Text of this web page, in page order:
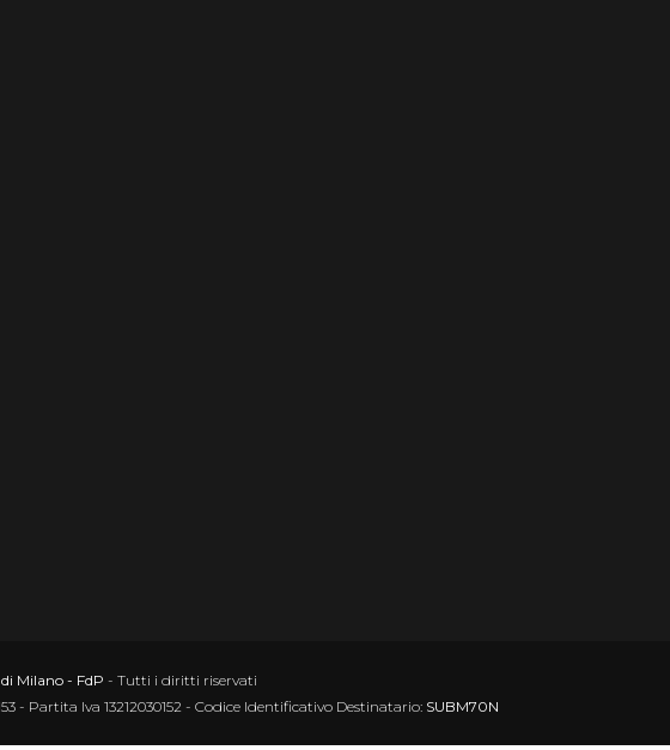
Milano - FdP - Tutti i diritti riservati
- Partita Iva 13212030152 - Codice Identificativo Destinatario: SUBM70N